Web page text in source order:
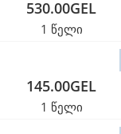
530.00GEL
1 წელი
145.00GEL
1 წელი